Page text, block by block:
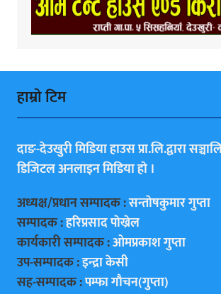
हाम्राे टिम
दाङ-देउखुरी मिडिया हाउस प्रा.लि.द्वारा
डिजिटल अनलाइन मिडिया हाे ।
अध्यक्ष/प्रधान सम्पादक :सन्ताेषकुमार गुप्ता
सम्पादक :हरिप्रसाद पाेख्रेल
कार्यकारी सम्पादक :ओमप्रकाश गुप्ता
उप-सम्पादक :इन्द्रा केसी
सह-सम्पादक :पम्फा गाैचन(गुप्ता)